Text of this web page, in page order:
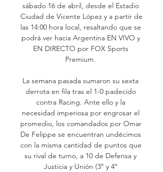
sábado 16 de abril, desde el Estadio
Ciudad de Vicente López y a partir de
las 14:00 hora local, resaltando que se
podrá ver hacia Argentina EN VIVO y
EN DIRECTO por FOX Sports
Premium.
La semana pasada sumaron su sexta
derrota en fila tras el 1-0 padecido
contra Racing. Ante ello y la
necesidad imperiosa por engrosar el
promedio, los comandados por Omar
De Felippe se encuentran undécimos
con la misma cantidad de puntos que
su rival de turno, a 10 de Defensa y
Justicia y Unión (3° y 4°